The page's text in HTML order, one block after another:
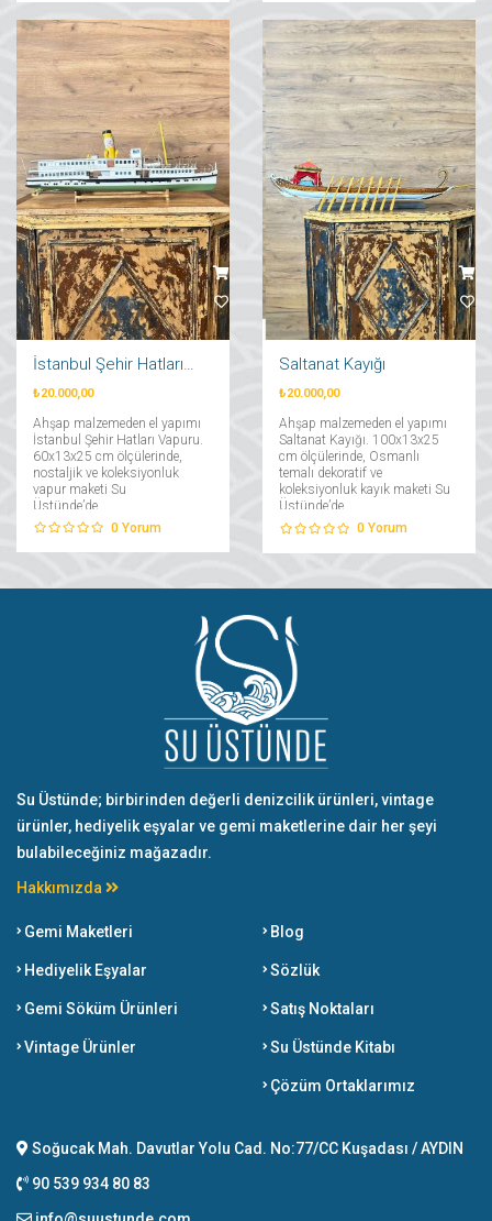
₺20.000,00
Ahşap malzemeden el yapımı
İstanbul Şehir Hatları Vapuru.
60x13x25 cm ölçülerinde,
nostaljik ve koleksiyonluk
vapur maketi Su
Üstünde’de....
0 Yorum
Saltanat Kayığı
₺20.000,00
Ahşap malzemeden el yapımı
Saltanat Kayığı. 100x13x25
cm ölçülerinde, Osmanlı
temalı dekoratif ve
koleksiyonluk kayık maketi Su
Üstünde’de....
0 Yorum
Su Üstünde; birbirinden değerli denizcilik ürünleri, vintage
ürünler, hediyelik eşyalar ve gemi maketlerine dair her şeyi
bulabileceğiniz mağazadır.
Hakkımızda
Gemi Maketleri
Hediyelik Eşyalar
Gemi Söküm Ürünleri
Vintage Ürünler
Blog
Sözlük
Satış Noktaları
Su Üstünde Kitabı
Çözüm Ortaklarımız
Soğucak Mah. Davutlar Yolu Cad. No:77/CC Kuşadası / AYDIN
90 539 934 80 83